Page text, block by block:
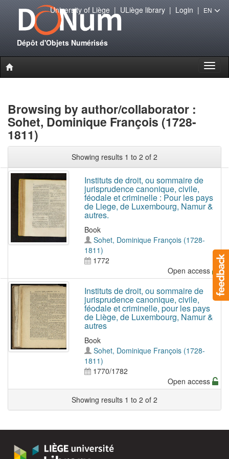
Dépôt d'Objets Numérisés
University of Liège| ULiège library| Login | EN
Browsing by author/collaborator :
Sohet, Dominique François (1728-
1811)
Showing results 1 to 2 of 2
Instituts de droit, ou sommaire de
jurisprudence canonique, civile,
féodale et criminelle : Pour les pays
de Liege, de Luxembourg, Namur &
autres.
Book
Sohet, Dominique François (1728-
1811)
1772
Open access
Instituts de droit, ou sommaire de
jurisprudence canonique, civile,
féodale et criminelle, pour les pays
de Liège, de Luxembourg, Namur &
autres
Book
Sohet, Dominique François (1728-
1811)
1770/1782
Open access
Showing results 1 to 2 of 2